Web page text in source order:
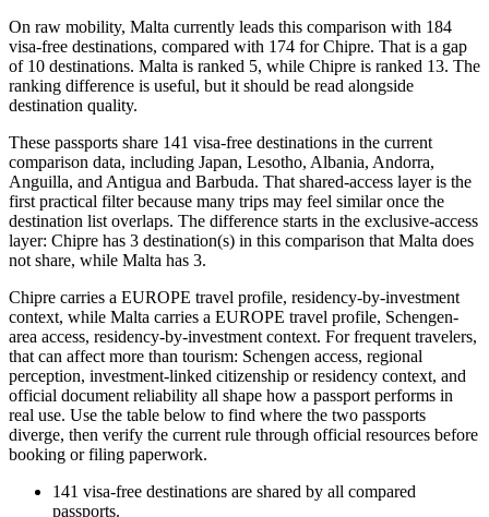
On raw mobility, Malta currently leads this comparison with 184
visa-free destinations, compared with 174 for Chipre. That is a gap
of 10 destinations. Malta is ranked 5, while Chipre is ranked 13. The
ranking difference is useful, but it should be read alongside
destination quality.
These passports share 141 visa-free destinations in the current
comparison data, including Japan, Lesotho, Albania, Andorra,
Anguilla, and Antigua and Barbuda. That shared-access layer is the
first practical filter because many trips may feel similar once the
destination list overlaps. The difference starts in the exclusive-access
layer: Chipre has 3 destination(s) in this comparison that Malta does
not share, while Malta has 3.
Chipre carries a EUROPE travel profile, residency-by-investment
context, while Malta carries a EUROPE travel profile, Schengen-
area access, residency-by-investment context. For frequent travelers,
that can affect more than tourism: Schengen access, regional
perception, investment-linked citizenship or residency context, and
official document reliability all shape how a passport performs in
real use. Use the table below to find where the two passports
diverge, then verify the current rule through official resources before
booking or filing paperwork.
141 visa-free destinations are shared by all compared
passports.